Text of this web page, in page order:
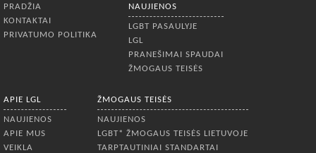
PRADŽIA
KONTAKTAI
PRIVATUMO POLITIKA
NAUJIENOS
LGBT PASAULYJE
LGL
PRANEŠIMAI SPAUDAI
ŽMOGAUS TEISĖS
APIE LGL
NAUJIENOS
APIE MUS
VEIKLA
ŽMOGAUS TEISĖS
NAUJIENOS
LGBT* ŽMOGAUS TEISĖS LIETUVOJE
TARPTAUTINIAI STANDARTAI